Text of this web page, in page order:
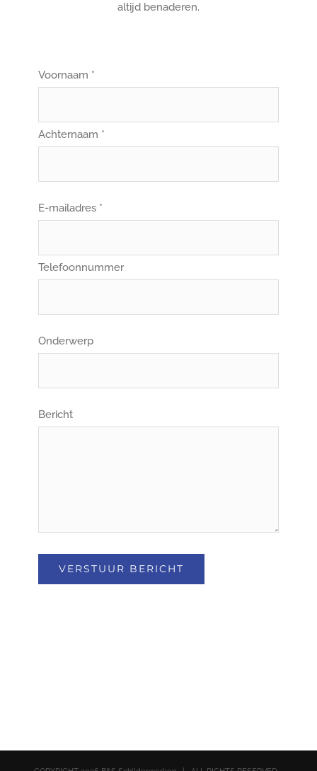
altijd benaderen.
Voornaam *
Achternaam *
E-mailadres *
Telefoonnummer
Onderwerp
Bericht